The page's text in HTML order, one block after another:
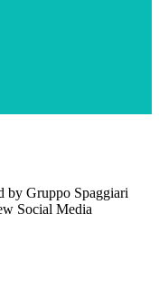
by Gruppo Spaggiari
Social Media